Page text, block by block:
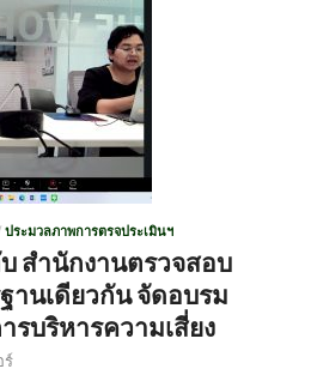
ประมวลภาพการตรจประเมินฯ
สำนักงานตรวจสอบ
านเดียวกัน จัดอบรม
รบริหารความเสี่ยง
ร์